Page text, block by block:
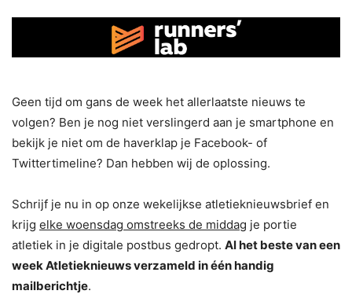
Geen tijd om gans de week het allerlaatste nieuws te
volgen? Ben je nog niet verslingerd aan je smartphone en
bekijk je niet om de haverklap je Facebook- of
Twittertimeline? Dan hebben wij de oplossing.
Schrijf je nu in op onze wekelijkse atletieknieuwsbrief en
krijg elke woensdag omstreeks de middag je portie
atletiek in je digitale postbus gedropt. Al het beste van een
week Atletieknieuws verzameld in één handig
mailberichtje.